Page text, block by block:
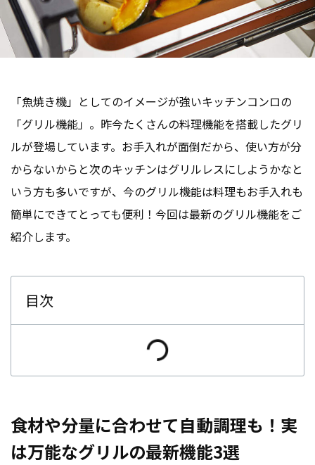
「魚焼き機」としてのイメージが強いキッチンコンロの
「グリル機能」。昨今たくさんの料理機能を搭載したグリ
ルが登場しています。お手入れが面倒だから、使い方が分
からないからと次のキッチンはグリルレスにしようかなと
いう方も多いですが、今のグリル機能は料理もお手入れも
簡単にできてとっても便利！今回は最新のグリル機能をご
紹介します。
目次
食材や分量に合わせて自動調理も！実
は万能なグリルの最新機能3選